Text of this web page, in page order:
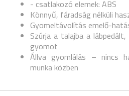
- csatlakozó elemek: ABS
Könnyű, fáradság nélküli
Gyomeltávolítás emelő-
Szúrja a talajba a
gyomot
Állva gyomlálás – nincs
munka közben